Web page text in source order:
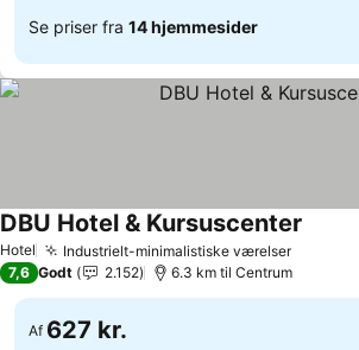
Se priser fra 14 hjemmesider
Hotel Industrielt-minimalistiske værelser
DBU Hotel & Kursuscenter
7,6 Godt 2.152 6.3 km til Centrum
Af 627 kr.